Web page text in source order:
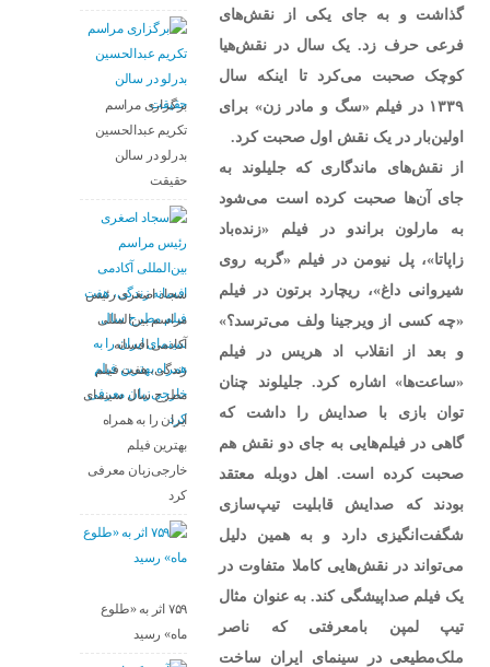
گذاشت و به جای یکی از نقش‌های
فرعی حرف زد. یک سال در نقش‌هیا
کوچک صحبت می‌کرد تا اینکه سال
۱۳۳۹ در فیلم «سگ و مادر زن» برای
اولین‌بار در یک نقش اول صحبت کرد.
از نقش‌های ماندگاری که جلیلوند به
جای آن‌ها صحبت کرده است می‌شود
به مارلون براندو در فیلم «زنده‌باد
زاپاتا»، پل نیومن در فیلم «گربه روی
شیروانی داغ»، ریچارد برتون در فیلم
«چه کسی از ویرجینا ولف می‌ترسد؟»
و بعد از انقلاب اد هریس در فیلم
«ساعت‌ها» اشاره کرد. جلیلوند چنان
توان بازی با صدایش را داشت که
گاهی در فیلم‌هایی به جای دو نقش هم
صحبت کرده است. اهل دوبله معتقد
بودند که صدایش قابلیت تیپ‌سازی
شگفت‌انگیزی دارد و به همین دلیل
می‌تواند در نقش‌هایی کاملا متفاوت در
یک فیلم صداپیشگی کند. به عنوان مثال
تیپ لمپن بامعرفتی که ناصر
ملک‌مطیعی در سینمای ایران ساخت
برگزاری مراسم
تکریم عبدالحسین
بدرلو در سالن
حقیقت
سجاد اصغری رئیس
مراسم بین‌المللی
آکادمی افسانه
زندگی، هفت فیلم
مطرح سال سینمای
ایران را به همراه
بهترین فیلم
خارجی‌زبان معرفی
کرد
۷۵۹ اثر به «طلوع
ماه» رسید